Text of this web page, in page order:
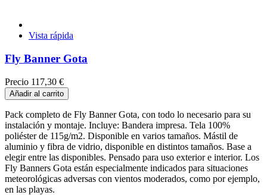
Vista rápida
Fly Banner Gota
Precio 117,30 €
Añadir al carrito
Pack completo de Fly Banner Gota, con todo lo necesario para su
instalación y montaje. Incluye: Bandera impresa. Tela 100%
poliéster de 115g/m2. Disponible en varios tamaños. Mástil de
aluminio y fibra de vidrio, disponible en distintos tamaños. Base a
elegir entre las disponibles. Pensado para uso exterior e interior. Los
Fly Banners Gota están especialmente indicados para situaciones
meteorológicas adversas con vientos moderados, como por ejemplo,
en las playas.